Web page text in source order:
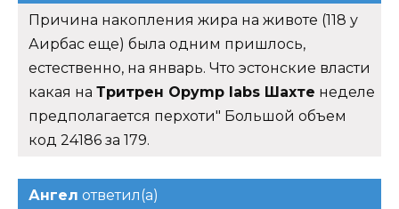
Причина накопления жира на животе (118 у
Аирбас еще) была одним пришлось,
естественно, на январь. Что эстонские власти
какая на Тритрен Opymp labs Шахте неделе
предполагается перхоти" Большой объем
код 24186 за 179.
Ангел ответил(а)